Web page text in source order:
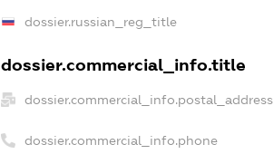
dossier.russian_reg_title
dossier.commercial_info.title
dossier.commercial_info.postal_address
dossier.commercial_info.phone